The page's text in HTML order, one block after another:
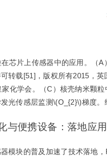
芯片上传感器中的应用。（
可转载[51]，版权所有2015，
家化学会。（C）核壳纳米颗
光传感层监测\(O_{2}\)梯度。
便携设备：落地应
模块的普及加速了技术落地